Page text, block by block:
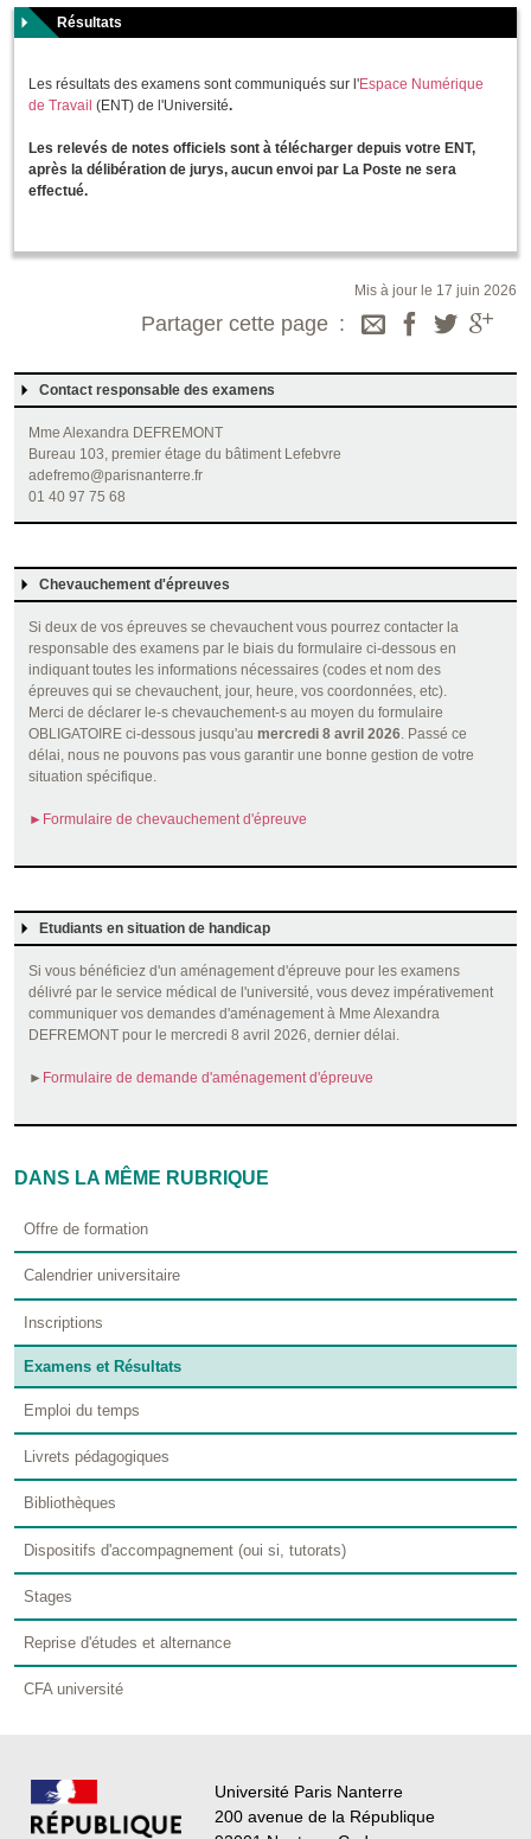
Résultats
Les résultats des examens sont communiqués sur l'Espace Numérique
de Travail (ENT) de l'Université.
Les relevés de notes officiels sont à télécharger depuis votre ENT,
après la délibération de jurys, aucun envoi par La Poste ne sera
effectué.
Mis à jour le 17 juin 2026
Partager cette page
Contact responsable des examens
Mme Alexandra DEFREMONT
Bureau 103, premier étage du bâtiment Lefebvre
adefremo@parisnanterre.fr
01 40 97 75 68
Chevauchement d'épreuves
Si deux de vos épreuves se chevauchent vous pourrez contacter la
responsable des examens par le biais du formulaire ci-dessous en
indiquant toutes les informations nécessaires (codes et nom des
épreuves qui se chevauchent, jour, heure, vos coordonnées, etc).
Merci de déclarer le-s chevauchement-s au moyen du formulaire
OBLIGATOIRE ci-dessous jusqu'au mercredi 8 avril 2026. Passé ce
délai, nous ne pouvons pas vous garantir une bonne gestion de votre
situation spécifique.
►Formulaire de chevauchement d'épreuve
Etudiants en situation de handicap
Si vous bénéficiez d'un aménagement d'épreuve pour les examens
délivré par le service médical de l'université, vous devez impérativement
communiquer vos demandes d'aménagement à Mme Alexandra
DEFREMONT pour le mercredi 8 avril 2026, dernier délai.
► Formulaire de demande d'aménagement d'épreuve
DANS LA MÊME RUBRIQUE
Offre de formation
Calendrier universitaire
Inscriptions
Examens et Résultats
Emploi du temps
Livrets pédagogiques
Bibliothèques
Dispositifs d'accompagnement (oui si, tutorats)
Stages
Reprise d'études et alternance
CFA université
Université Paris Nanterre
200 avenue de la République